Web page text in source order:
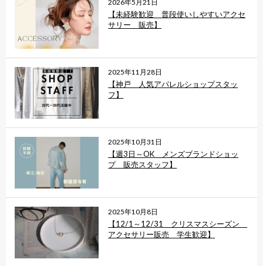
2026年5月21日
【未経験歓迎 普段使いしやすいアクセ
サリー 販売】
2025年11月28日
【神戸 人気アパレルショップスタッ
フ】
2025年10月31日
【週3日～OK メンズブランドショッ
プ 販売スタッフ】
2025年10月8日
【12/1～12/31 クリスマスシーズン
アクセサリー販売 学生歓迎】